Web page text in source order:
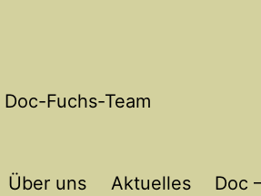
Über uns Aktuelles Doc